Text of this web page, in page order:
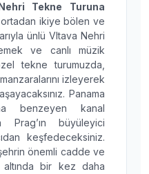
Tekne Turuna
ortadan ikiye bölen ve
ünlü Vltava Nehri
ve canlı müzik
tekne turumuzda,
izleyerek
Panama
benzeyen kanal
Prag’ın büyüleyici
keşfedeceksiniz.
önemli cadde ve
altında bir kez daha